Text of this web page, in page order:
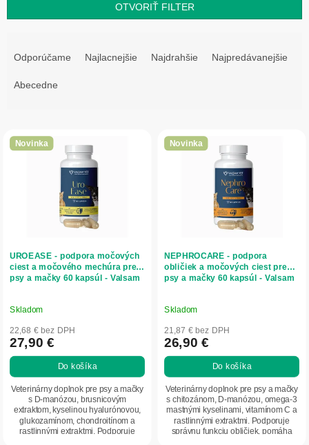
OTVORIŤ FILTER
p
o
v
Odporúčame Najlacnejšie Najdrahšie Najpredávanejšie
Abecedne
ý
d
u
k
o
v
Novinka
UROEASE - podpora močových
ciest a močového mechúra pre
psy a mačky 60 kapsúl - Valsam
Skladom
22,68 € bez DPH
27,90 €
Do košíka
Veterinárny doplnok pre psy a mačky
s D-manózou, brusnicovým
extraktom, kyselinou hyalurónovou,
glukozamínom, chondroitínom a
rastlinnými extraktmi. Podporuje
Novinka
NEPHROCARE - podpora
obličiek a močových ciest pre
psy a mačky 60 kapsúl - Valsam
Skladom
21,87 € bez DPH
26,90 €
Do košíka
Veterinárny doplnok pre psy a mačky
s chitozánom, D-manózou, omega-3
mastnými kyselinami, vitamínom C a
rastlinnými extraktmi. Podporuje
správnu funkciu obličiek, pomáha